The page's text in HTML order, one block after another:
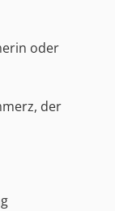
oder
der